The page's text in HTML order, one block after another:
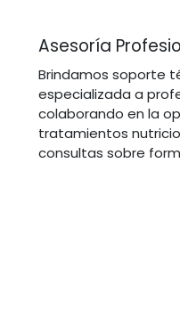
Asesoría
Brindamos soporte
especializada a
colaborando en la
tratamientos
consultas sobre